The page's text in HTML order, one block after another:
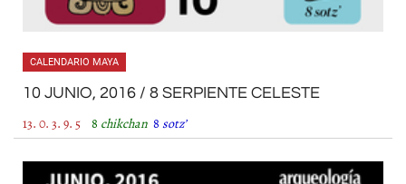
CALENDARIO MAYA
10 JUNIO, 2016 / 8 SERPIENTE CELESTE
13. 0. 3. 9. 5
8 chikchan 8 sotz’